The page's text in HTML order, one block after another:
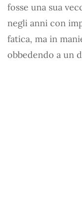
fosse una sua
negli anni con
fatica, ma in
obbedendo a un